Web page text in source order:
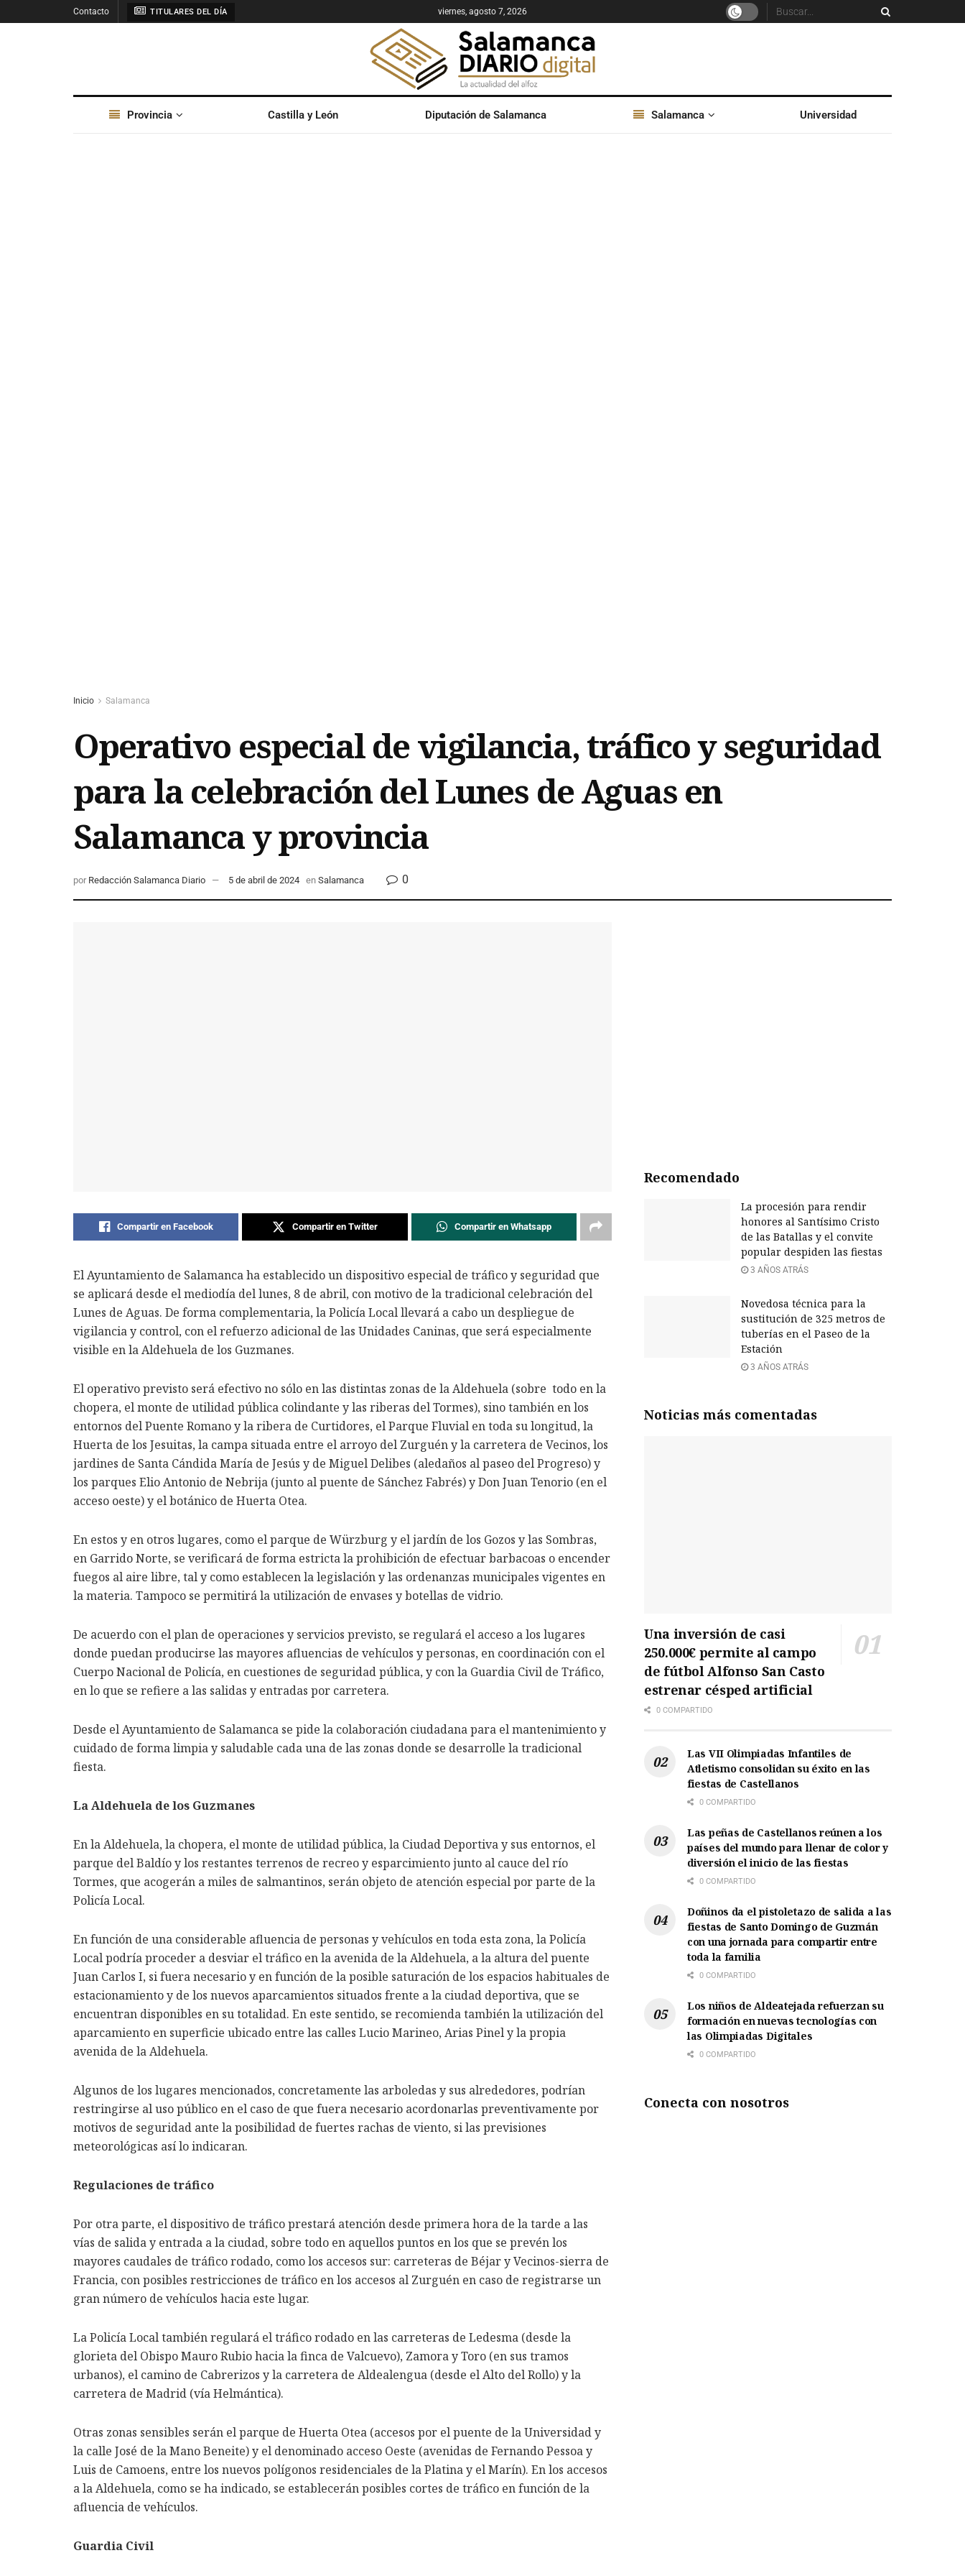
Contacto TITULARES DEL DÍA viernes, agosto 7, 2026
Provincia Castilla y León Diputación de Salamanca Salamanca Universidad
Inicio Salamanca
Operativo especial de vigilancia, tráfico y seguridad
para la celebración del Lunes de Aguas en
Salamanca y provincia
por Redacción Salamanca Diario 5 de abril de 2024 en Salamanca 0
Compartir en Facebook Compartir en Twitter Compartir en Whatsapp
El Ayuntamiento de Salamanca ha establecido un dispositivo especial de tráfico y seguridad que
se aplicará desde el mediodía del lunes, 8 de abril, con motivo de la tradicional celebración del
Lunes de Aguas. De forma complementaria, la Policía Local llevará a cabo un despliegue de
vigilancia y control, con el refuerzo adicional de las Unidades Caninas, que será especialmente
visible en la Aldehuela de los Guzmanes.
El operativo previsto será efectivo no sólo en las distintas zonas de la Aldehuela (sobre todo en la
chopera, el monte de utilidad pública colindante y las riberas del Tormes), sino también en los
entornos del Puente Romano y la ribera de Curtidores, el Parque Fluvial en toda su longitud, la
Huerta de los Jesuitas, la campa situada entre el arroyo del Zurguén y la carretera de Vecinos, los
jardines de Santa Cándida María de Jesús y de Miguel Delibes (aledaños al paseo del Progreso) y
los parques Elio Antonio de Nebrija (junto al puente de Sánchez Fabrés) y Don Juan Tenorio (en el
acceso oeste) y el botánico de Huerta Otea.
En estos y en otros lugares, como el parque de Würzburg y el jardín de los Gozos y las Sombras,
en Garrido Norte, se verificará de forma estricta la prohibición de efectuar barbacoas o encender
fuegos al aire libre, tal y como establecen la legislación y las ordenanzas municipales vigentes en
la materia. Tampoco se permitirá la utilización de envases y botellas de vidrio.
De acuerdo con el plan de operaciones y servicios previsto, se regulará el acceso a los lugares
donde puedan producirse las mayores afluencias de vehículos y personas, en coordinación con el
Cuerpo Nacional de Policía, en cuestiones de seguridad pública, y con la Guardia Civil de Tráfico,
en lo que se refiere a las salidas y entradas por carretera.
Desde el Ayuntamiento de Salamanca se pide la colaboración ciudadana para el mantenimiento y
cuidado de forma limpia y saludable cada una de las zonas donde se desarrolle la tradicional
fiesta.
La Aldehuela de los Guzmanes
En la Aldehuela, la chopera, el monte de utilidad pública, la Ciudad Deportiva y sus entornos, el
parque del Baldío y los restantes terrenos de recreo y esparcimiento junto al cauce del río
Tormes, que acogerán a miles de salmantinos, serán objeto de atención especial por parte de la
Policía Local.
En función de una considerable afluencia de personas y vehículos en toda esta zona, la Policía
Local podría proceder a desviar el tráfico en la avenida de la Aldehuela, a la altura del puente
Juan Carlos I, si fuera necesario y en función de la posible saturación de los espacios habituales de
estacionamiento y de los nuevos aparcamientos situados frente a la ciudad deportiva, que se
encuentran disponibles en su totalidad. En este sentido, se recomienda también la utilización del
aparcamiento en superficie ubicado entre las calles Lucio Marineo, Arias Pinel y la propia
avenida de la Aldehuela.
Algunos de los lugares mencionados, concretamente las arboledas y sus alrededores, podrían
restringirse al uso público en el caso de que fuera necesario acordonarlas preventivamente por
motivos de seguridad ante la posibilidad de fuertes rachas de viento, si las previsiones
meteorológicas así lo indicaran.
Regulaciones de tráfico
Por otra parte, el dispositivo de tráfico prestará atención desde primera hora de la tarde a las
vías de salida y entrada a la ciudad, sobre todo en aquellos puntos en los que se prevén los
mayores caudales de tráfico rodado, como los accesos sur: carreteras de Béjar y Vecinos-sierra de
Francia, con posibles restricciones de tráfico en los accesos al Zurguén en caso de registrarse un
gran número de vehículos hacia este lugar.
La Policía Local también regulará el tráfico rodado en las carreteras de Ledesma (desde la
glorieta del Obispo Mauro Rubio hacia la finca de Valcuevo), Zamora y Toro (en sus tramos
urbanos), el camino de Cabrerizos y la carretera de Aldealengua (desde el Alto del Rollo) y la
carretera de Madrid (vía Helmántica).
Otras zonas sensibles serán el parque de Huerta Otea (accesos por el puente de la Universidad y
la calle José de la Mano Beneite) y el denominado acceso Oeste (avenidas de Fernando Pessoa y
Luis de Camoens, entre los nuevos polígonos residenciales de la Platina y el Marín). En los accesos
a la Aldehuela, como se ha indicado, se establecerán posibles cortes de tráfico en función de la
afluencia de vehículos.
Guardia Civil
Recomendado
La procesión para rendir
honores al Santísimo Cristo
de las Batallas y el convite
popular despiden las fiestas
3 AÑOS ATRÁS
Novedosa técnica para la
sustitución de 325 metros de
tuberías en el Paseo de la
Estación
3 AÑOS ATRÁS
Noticias más comentadas
Una inversión de casi
250.000€ permite al campo
de fútbol Alfonso San Casto
estrenar césped artificial
0 COMPARTIDO
Las VII Olimpiadas Infantiles de
Atletismo consolidan su éxito en las
fiestas de Castellanos
0 COMPARTIDO
Las peñas de Castellanos reúnen a los
países del mundo para llenar de color y
diversión el inicio de las fiestas
0 COMPARTIDO
Doñinos da el pistoletazo de salida a las
fiestas de Santo Domingo de Guzmán
con una jornada para compartir entre
toda la familia
0 COMPARTIDO
Los niños de Aldeatejada refuerzan su
formación en nuevas tecnologías con
las Olimpiadas Digitales
0 COMPARTIDO
Conecta con nosotros